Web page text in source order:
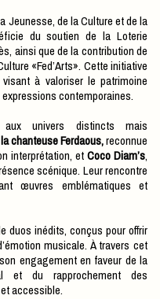
Jeunesse, de la Culture et de la
du soutien de la Loterie
ainsi que de la contribution de
«Fed’Arts». Cette initiative
à valoriser le patrimoine
contemporaines.
univers distincts mais
la chanteuse Ferdaous,reconnue
interprétation, etCoco Diam’s,
scénique. Leur rencontre
œuvres emblématiques et
duos inédits, conçus pour offrir
musicale. À travers cet
engagement en faveur de la
et du rapprochement des
accessible.